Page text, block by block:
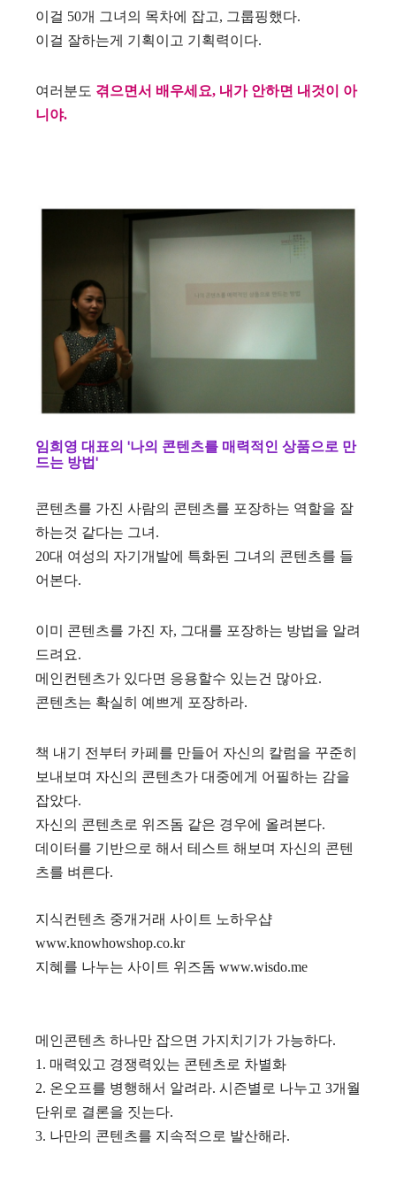
이걸 50개 그녀의 목차에 잡고, 그룹핑했다.
이걸 잘하는게 기획이고 기획력이다.
여러분도 겪으면서 배우세요, 내가 안하면 내것이 아
니야.
임희영 대표의 '나의 콘텐츠를 매력적인 상품으로 만
드는 방법'
콘텐츠를 가진 사람의 콘텐츠를 포장하는 역할을 잘
하는것 같다는 그녀.
20대 여성의 자기개발에 특화된 그녀의 콘텐츠를 들
어본다.
이미 콘텐츠를 가진 자, 그대를 포장하는 방법을 알려
드려요.
메인컨텐츠가 있다면 응용할수 있는건 많아요.
콘텐츠는 확실히 예쁘게 포장하라.
책 내기 전부터 카페를 만들어 자신의 칼럼을 꾸준히
보내보며 자신의 콘텐츠가 대중에게 어필하는 감을
잡았다.
자신의 콘텐츠로 위즈돔 같은 경우에 올려본다.
데이터를 기반으로 해서 테스트 해보며 자신의 콘텐
츠를 벼른다.
지식컨텐츠 중개거래 사이트 노하우샵
www.knowhowshop.co.kr
지혜를 나누는 사이트 위즈돔 www.wisdo.me
메인콘텐츠 하나만 잡으면 가지치기가 가능하다.
1. 매력있고 경쟁력있는 콘텐츠로 차별화
2. 온오프를 병행해서 알려라. 시즌별로 나누고 3개월
단위로 결론을 짓는다.
3. 나만의 콘텐츠를 지속적으로 발산해라.